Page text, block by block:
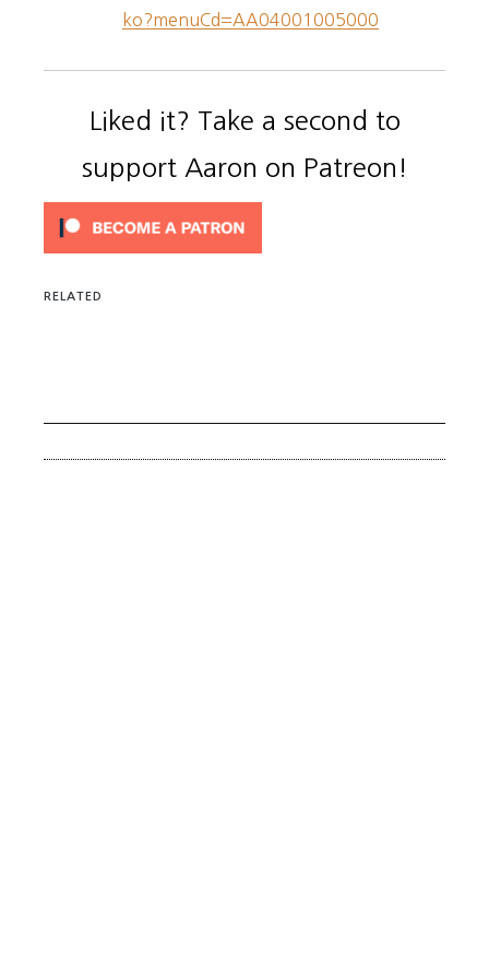
ko?menuCd=AA04001005000
Liked it? Take a second to
support Aaron on Patreon!
RELATED